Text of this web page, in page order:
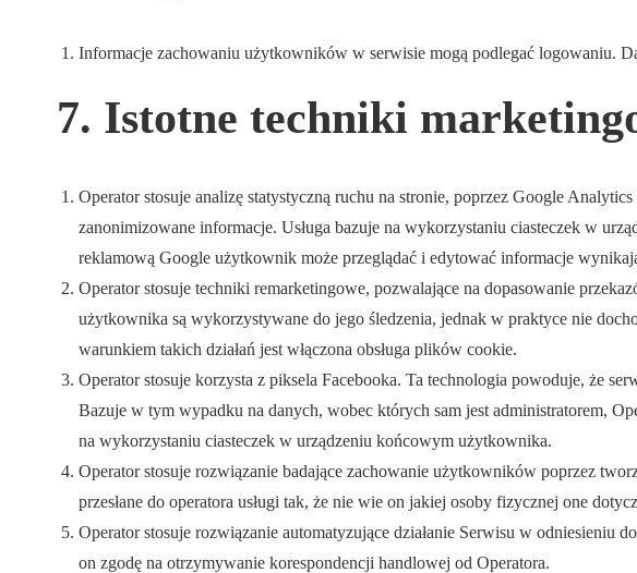
Informacje zachowaniu użytkowników w serwisie mogą podlegać logowaniu.
7. Istotne techniki
Operator stosuje analizę statystyczną ruchu na stronie, poprzez Google
zanonimizowane informacje. Usługa bazuje na wykorzystaniu ciasteczek w
reklamową Google użytkownik może przeglądać i edytować informacje
Operator stosuje techniki remarketingowe, pozwalające na dopasowanie
użytkownika są wykorzystywane do jego śledzenia, jednak w praktyce nie
warunkiem takich działań jest włączona obsługa plików cookie.
Operator stosuje korzysta z piksela Facebooka. Ta technologia powoduje, że
Bazuje w tym wypadku na danych, wobec których sam jest administratorem,
na wykorzystaniu ciasteczek w urządzeniu końcowym użytkownika.
Operator stosuje rozwiązanie badające zachowanie użytkowników poprzez
przesłane do operatora usługi tak, że nie wie on jakiej osoby fizycznej one
Operator stosuje rozwiązanie automatyzujące działanie Serwisu w
on zgodę na otrzymywanie korespondencji handlowej od Operatora.